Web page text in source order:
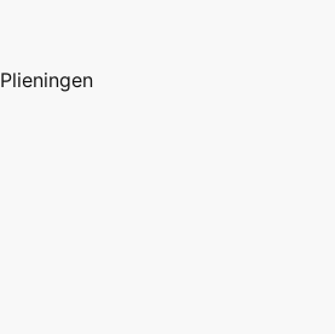
Plieningen